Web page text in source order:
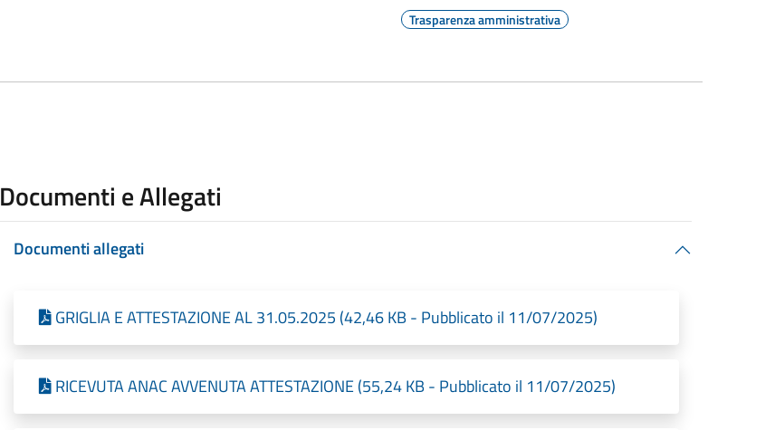
Trasparenza amministrativa
Documenti e Allegati
Documenti allegati
GRIGLIA E ATTESTAZIONE AL 31.05.2025 (42,46 KB - Pubblicato il 11/07/2025)
RICEVUTA ANAC AVVENUTA ATTESTAZIONE (55,24 KB - Pubblicato il 11/07/2025)